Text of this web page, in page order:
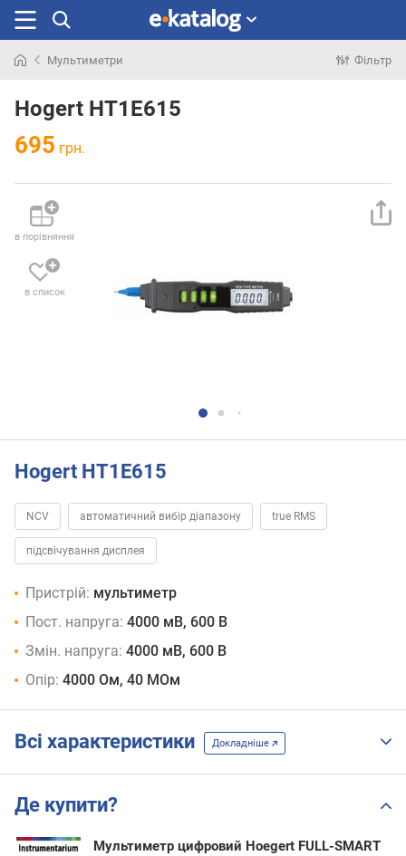
раніше
Мультиметри Фільтр
Hogert HT1E615
695 грн.
в порівняння
в список
Hogert HT1E615
NCV автоматичний вибір діапазону true RMS
підсвічування дисплея
Пристрій: мультиметр
Пост. напруга: 4000 мВ, 600 В
Змін. напруга: 4000 мВ, 600 В
Опір: 4000 Ом, 40 МОм
Всі характеристики Докладніше
Де купити?
Мультиметр цифровий Hoegert FULL-SMART